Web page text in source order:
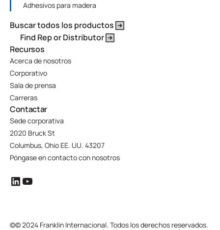
Adhesivos para madera
Buscar todos los productos
Find Rep or Distributor
Recursos
Acerca de nosotros
Corporativo
Sala de prensa
Carreras
Contactar
Sede corporativa
2020 Bruck St
Columbus, Ohio EE. UU. 43207
Póngase en contacto con nosotros
©© 2024 Franklin Internacional. Todos los derechos reservados.